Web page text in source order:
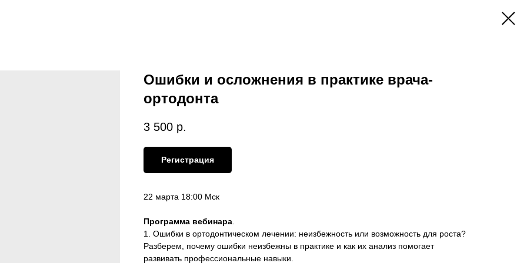
Ошибки и осложнения в практике врача-
ортодонта
3 500 р.
Регистрация
22 марта 18:00 Мск
Программа вебинара.
1. Ошибки в ортодонтическом лечении: неизбежность или возможность для роста?
Разберем, почему ошибки неизбежны в практике и как их анализ помогает
развивать профессиональные навыки.